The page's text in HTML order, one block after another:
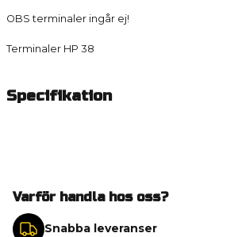
OBS terminaler ingår ej!
Terminaler HP 38
Specifikation
Varför handla hos oss?
Snabba leveranser